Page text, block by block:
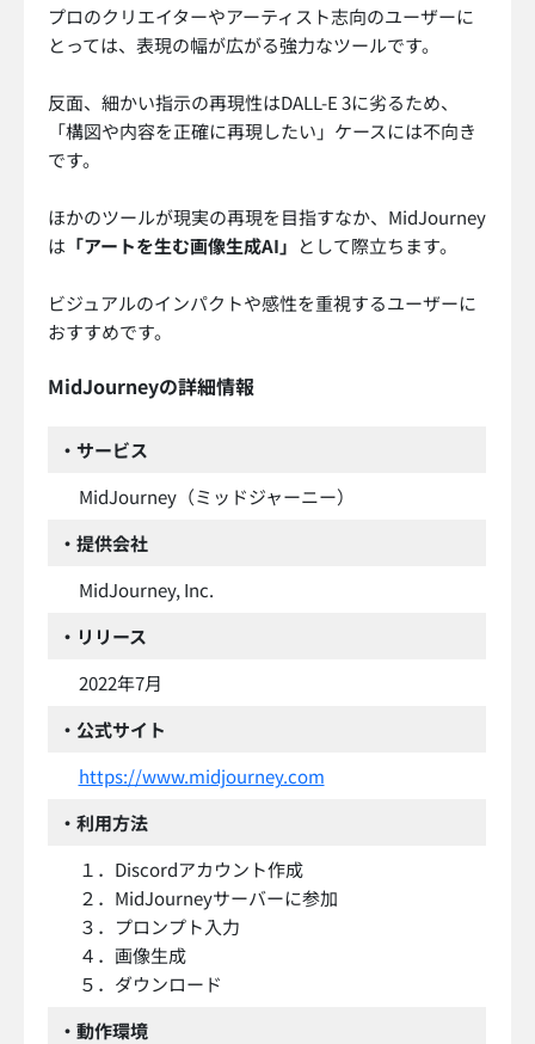
プロのクリエイターやアーティスト志向のユーザーに
とっては、表現の幅が広がる強力なツールです。
反面、細かい指示の再現性はDALL-E 3に劣るため、
「構図や内容を正確に再現したい」ケースには不向き
です。
ほかのツールが現実の再現を目指すなか、MidJourney
は 「アートを生む画像生成AI」 として際立ちます。
ビジュアルのインパクトや感性を重視するユーザーに
おすすめです。
MidJourneyの詳細情報
・サービス
MidJourney（ミッドジャーニー）
・提供会社
MidJourney, Inc.
・リリース
2022年7月
・公式サイト
https://www.midjourney.com
・利用方法
１．Discordアカウント作成
２．MidJourneyサーバーに参加
３．プロンプト入力
４．画像生成
５．ダウンロード
・動作環境